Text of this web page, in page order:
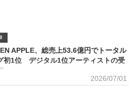
APPLE、総売上53.6億円でトータル
初1位 デジタル1位アーティストの受
別セールス部門トータルランキング オリコンは7月1
2026/07/01